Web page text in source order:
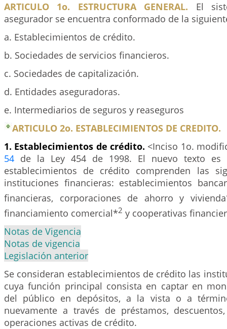
ARTICULO 1o. ESTRUCTURA GENERAL. El
asegurador se encuentra conformado de la
a. Establecimientos de crédito.
b. Sociedades de servicios financieros.
c. Sociedades de capitalización.
d. Entidades aseguradoras.
e. Intermediarios de seguros y reaseguros
ARTICULO 2o. ESTABLECIMIENTOS DE CREDITO.
1. Establecimientos de crédito. <Inciso 1o.
54 de la Ley 454 de 1998. El nuevo texto es
establecimientos de crédito comprenden las
instituciones financieras: establecimientos
financieras, corporaciones de ahorro y
financiamiento comercial*2 y cooperativas
Notas de Vigencia
Notas de vigencia
Legislación anterior
Se consideran establecimientos de crédito las
cuya función principal consista en captar en
del público en depósitos, a la vista o a
nuevamente a través de préstamos,
operaciones activas de crédito.